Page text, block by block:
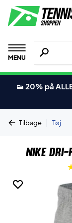
MENU
Søg
👟 20% på
Tilbage | Tøj
Nike